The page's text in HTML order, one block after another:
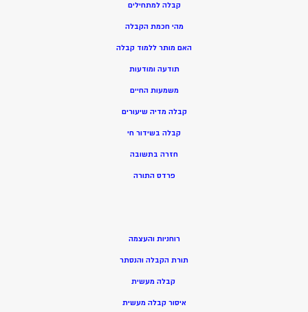
קבלה למתחילים
מהי חכמת הקבלה
האם מותר ללמוד קבלה
תודעה ומודעות
משמעות החיים
קבלה מדיה שיעורים
קבלה בשידור חי
חזרה בתשובה
פרדס התורה
רוחניות והעצמה
תורת הקבלה והנסתר
קבלה מעשית
איסור קבלה מעשית